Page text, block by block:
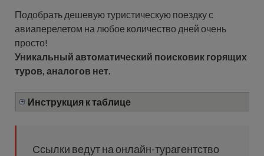
Подобрать дешевую туристическую поездку с
авиаперелетом на любое количество дней очень
просто!
Уникальный автоматический поисковик горящих
туров, аналогов нет.
Инструкция к таблице
Ссылки ведут на онлайн-турагентство